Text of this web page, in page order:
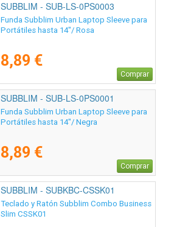
SUBBLIM - SUB-LS-0PS0003
Funda Subblim Urban Laptop Sleeve para
Portátiles hasta 14"/ Rosa
8,89 €
Comprar
SUBBLIM - SUB-LS-0PS0001
Funda Subblim Urban Laptop Sleeve para
Portátiles hasta 14"/ Negra
8,89 €
Comprar
SUBBLIM - SUBKBC-CSSK01
Teclado y Ratón Subblim Combo Business
Slim CSSK01